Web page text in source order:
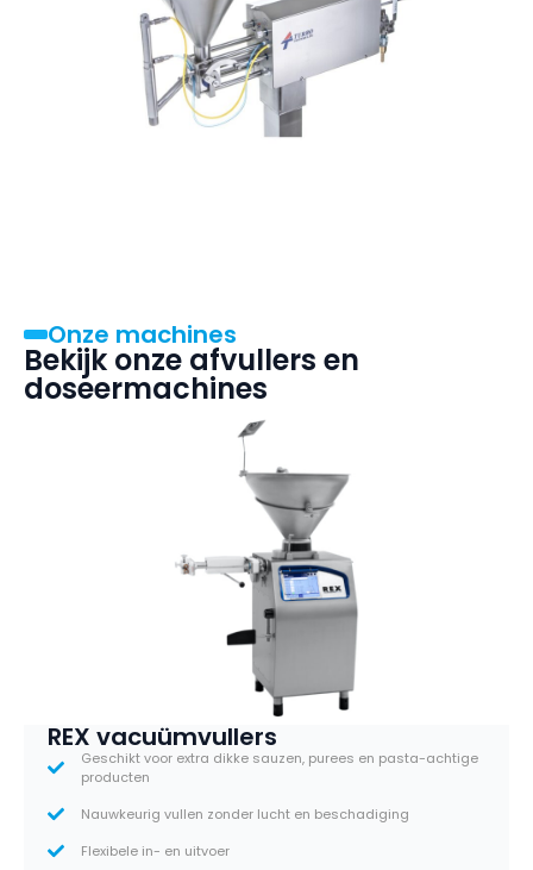
Onze machines
Bekijk onze afvullers en
doseermachines
REX vacuümvullers
Geschikt voor extra dikke sauzen, purees en pasta-achtige
producten
Nauwkeurig vullen zonder lucht en beschadiging
Flexibele in- en uitvoer